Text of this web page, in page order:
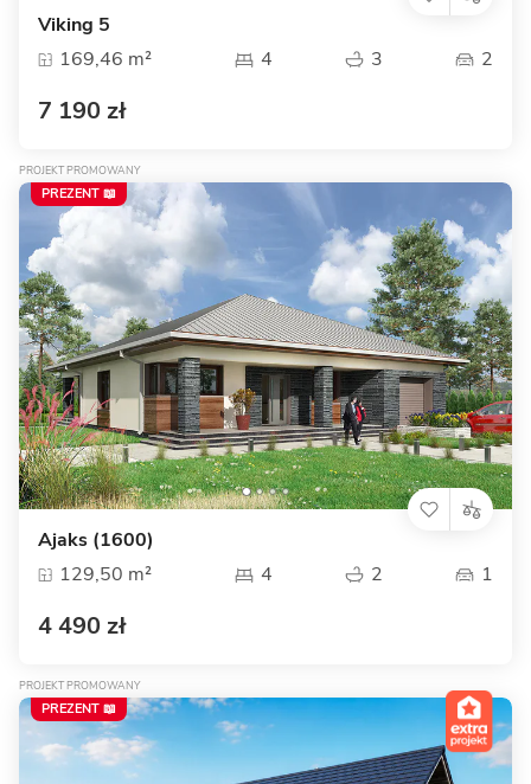
Viking 5
169,46 m²
4 3 2
7 190 zł
PROJEKT PROMOWANY
Ajaks (1600)
129,50 m²
4 2 1
4 490 zł
PREZENT 📖
PROJEKT PROMOWANY
PREZENT 📖